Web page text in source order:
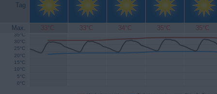
Tag
Max. 33°C 33°C 34°C 35°C 35°C
0°C
5°C
10°C
15°C
20°C
25°C
30°C
35°C